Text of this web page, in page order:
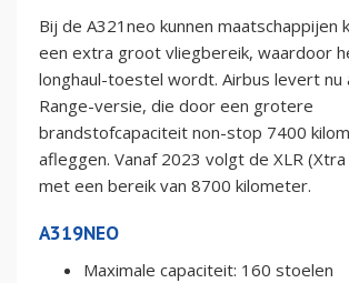
Bij de A321neo kunnen maatschappijen
een extra groot vliegbereik, waardoor
longhaul-toestel wordt. Airbus levert nu
Range-versie, die door een grotere
brandstofcapaciteit non-stop 7400
afleggen. Vanaf 2023 volgt de XLR (Xtra
met een bereik van 8700 kilometer.
A319NEO
Maximale capaciteit: 160 stoelen